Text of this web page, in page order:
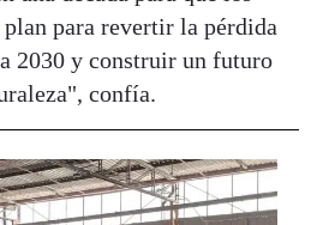
para revertir la pérdida
2030 y construir un futuro
confía.